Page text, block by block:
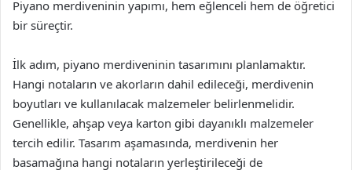
Piyano merdiveninin yapımı, hem eğlenceli hem de öğretici
bir süreçtir.
İlk adım, piyano merdiveninin tasarımını planlamaktır.
Hangi notaların ve akorların dahil edileceği, merdivenin
boyutları ve kullanılacak malzemeler belirlenmelidir.
Genellikle, ahşap veya karton gibi dayanıklı malzemeler
tercih edilir. Tasarım aşamasında, merdivenin her
basamağına hangi notaların yerleştirileceği de